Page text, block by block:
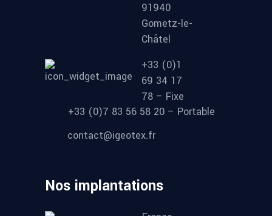
91940
Gometz-le-
Châtel
+33 (0)1
69 34 17
78 – Fixe
+33 (0)7 83 56 58 20 – Portable
contact@igeotex.fr
Nos implantations